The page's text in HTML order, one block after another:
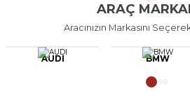
ARAÇ
Aracınızın Markasını
AUDI BMW
HER ARACA UYGUN FREN SİSTEMİ
HER ARACA UYGUN FARLAR EN